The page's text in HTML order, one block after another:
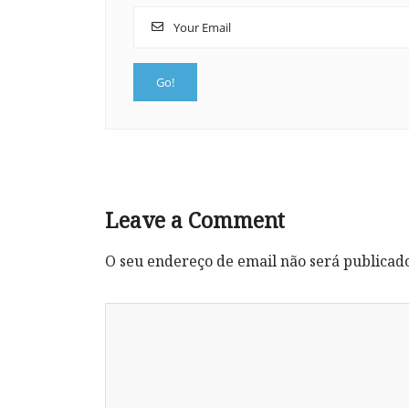
Leave a Comment
O seu endereço de email não será